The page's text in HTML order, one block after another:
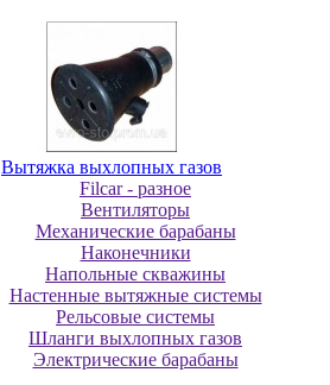
Вытяжка выхлопных газов
Filcar - разное
Вентиляторы
Механические барабаны
Наконечники
Напольные скважины
Настенные вытяжные системы
Рельсовые системы
Шланги выхлопных газов
Электрические барабаны